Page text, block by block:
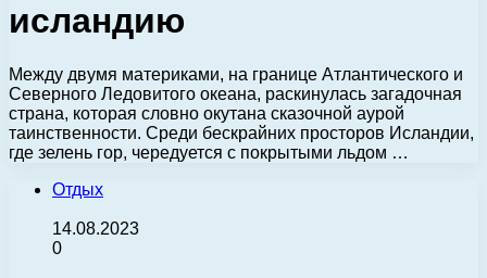
исландию
Между двумя материками, на границе Атлантического и
Северного Ледовитого океана, раскинулась загадочная
страна, которая словно окутана сказочной аурой
таинственности. Среди бескрайних просторов Исландии,
где зелень гор, чередуется с покрытыми льдом …
Отдых
14.08.2023
0